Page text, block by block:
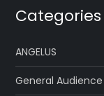
Categories
ANGELUS
General Audience